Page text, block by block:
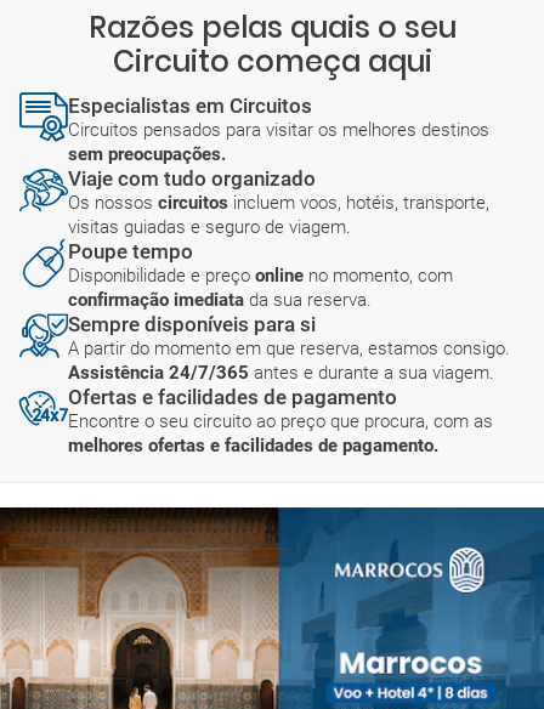
Razões pelas quais o seu
Circuito começa aqui
Especialistas em Circuitos
Circuitos pensados para visitar os melhores destinos
sem preocupações.
Viaje com tudo organizado
Os nossos circuitos incluem voos, hotéis, transporte,
visitas guiadas e seguro de viagem.
Poupe tempo
Disponibilidade e preço online no momento, com
confirmação imediata da sua reserva.
Sempre disponíveis para si
A partir do momento em que reserva, estamos consigo.
Assistência 24/7/365 antes e durante a sua viagem.
Ofertas e facilidades de pagamento
Encontre o seu circuito ao preço que procura, com as
melhores ofertas e facilidades de pagamento.